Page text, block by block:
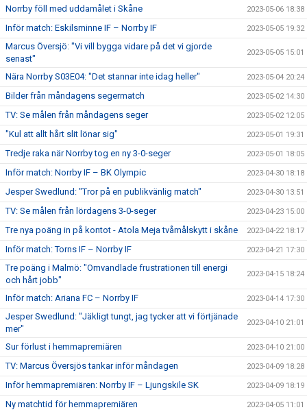
Norrby föll med uddamålet i Skåne 2023-05-06 18:38
Inför match: Eskilsminne IF – Norrby IF 2023-05-05 19:32
Marcus Översjö: "Vi vill bygga vidare på det vi gjorde
senast"
2023-05-05 15:01
Nära Norrby S03E04: "Det stannar inte idag heller" 2023-05-04 20:24
Bilder från måndagens segermatch 2023-05-02 14:30
TV: Se målen från måndagens seger 2023-05-02 12:05
"Kul att allt hårt slit lönar sig" 2023-05-01 19:31
Tredje raka när Norrby tog en ny 3-0-seger 2023-05-01 18:05
Inför match: Norrby IF – BK Olympic 2023-04-30 18:18
Jesper Swedlund: "Tror på en publikvänlig match" 2023-04-30 13:51
TV: Se målen från lördagens 3-0-seger 2023-04-23 15:00
Tre nya poäng in på kontot - Atola Meja tvåmålskytt i skåne 2023-04-22 18:17
Inför match: Torns IF – Norrby IF 2023-04-21 17:30
Tre poäng i Malmö: "Omvandlade frustrationen till energi
och hårt jobb"
2023-04-15 18:24
Inför match: Ariana FC – Norrby IF 2023-04-14 17:30
Jesper Swedlund: "Jäkligt tungt, jag tycker att vi förtjänade
mer"
2023-04-10 21:01
Sur förlust i hemmapremiären 2023-04-10 21:00
TV: Marcus Översjös tankar inför måndagen 2023-04-09 18:28
Inför hemmapremiären: Norrby IF – Ljungskile SK 2023-04-09 18:19
Ny matchtid för hemmapremiären 2023-04-05 11:01